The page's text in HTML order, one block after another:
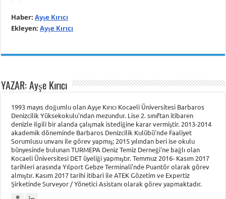
Haber:Ayşe Kırıcı
Ekleyen:Ayşe Kırıcı
YAZAR: Ayşe Kırıcı
1993 mayıs doğumlu olan Ayşe Kırıcı Kocaeli Üniversitesi Barbaros
Denizcilik Yüksekokulu'ndan mezundur. Lise 2. sınıftan itibaren
denizle ilgili bir alanda çalışmak istediğine karar vermiştir. 2013-2014
akademik döneminde Barbaros Denizcilik Kulübü'nde Faaliyet
Sorumlusu unvanı ile görev yapmış; 2015 yılından beri ise okulu
bünyesinde bulunan TURMEPA Deniz Temiz Derneği'ne bağlı olan
Kocaeli Üniversitesi DET üyeliği yapmıştır. Temmuz 2016- Kasım 2017
tarihleri arasında Yılport Gebze Terminali'nde Puantör olarak görev
almıştır. Kasım 2017 tarihi itibari ile ATEK Gözetim ve Expertiz
Şirketinde Surveyor / Yönetici Asistanı olarak görev yapmaktadır.